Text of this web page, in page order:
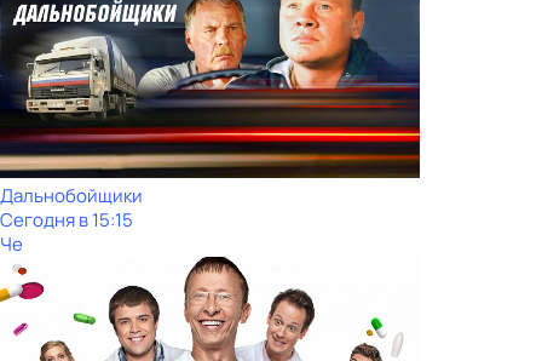
Дальнобойщики
Сегодня в 15:15
Че